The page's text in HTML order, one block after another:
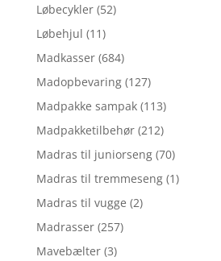
Løbecykler (52)
Løbehjul (11)
Madkasser (684)
Madopbevaring (127)
Madpakke sampak (113)
Madpakketilbehør (212)
Madras til juniorseng (70)
Madras til tremmeseng (1)
Madras til vugge (2)
Madrasser (257)
Mavebælter (3)